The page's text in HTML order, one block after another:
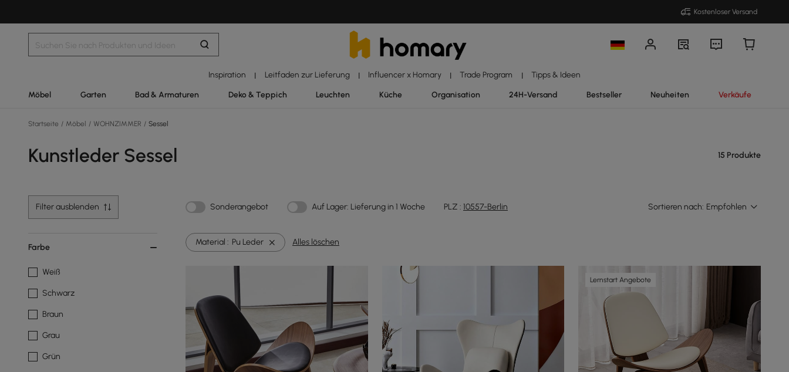
Kostenloser Versand
Inspiration | Leitfaden zur Lieferung | Influencer x Homary | Trade Program | Tipps & Ideen
Möbel Garten Bad & Armaturen Deko & Teppich Leuchten Küche Organisation 24H-Versand Bestseller Neuheiten Verkäufe
Startseite / Möbel / WOHNZIMMER / Sessel
Kunstleder Sessel 15 Produkte
Filter ausblenden Sonderangebot Auf Lager: Lieferung in 1 Woche PLZ : 10557-Berlin Sortieren nach: Empfohlen
Farbe
Weiß
Schwarz
Braun
Grau
Grün
Material : Pu Leder Alles löschen
Lernstart Angebote